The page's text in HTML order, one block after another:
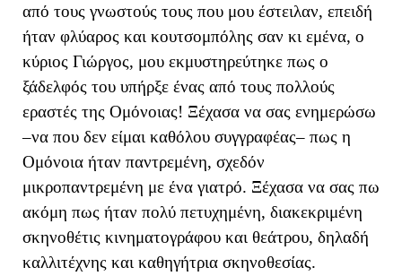
από τους γνωστούς τους που μου έστειλαν, επειδή
ήταν φλύαρος και κουτσομπόλης σαν κι εμένα, ο
κύριος Γιώργος, μου εκμυστηρεύτηκε πως ο
ξάδελφός του υπήρξε ένας από τους πολλούς
εραστές της Ομόνοιας! Ξέχασα να σας ενημερώσω
–να που δεν είμαι καθόλου συγγραφέας– πως η
Ομόνοια ήταν παντρεμένη, σχεδόν
μικροπαντρεμένη με ένα γιατρό. Ξέχασα να σας πω
ακόμη πως ήταν πολύ πετυχημένη, διακεκριμένη
σκηνοθέτις κινηματογράφου και θεάτρου, δηλαδή
καλλιτέχνης και καθηγήτρια σκηνοθεσίας.